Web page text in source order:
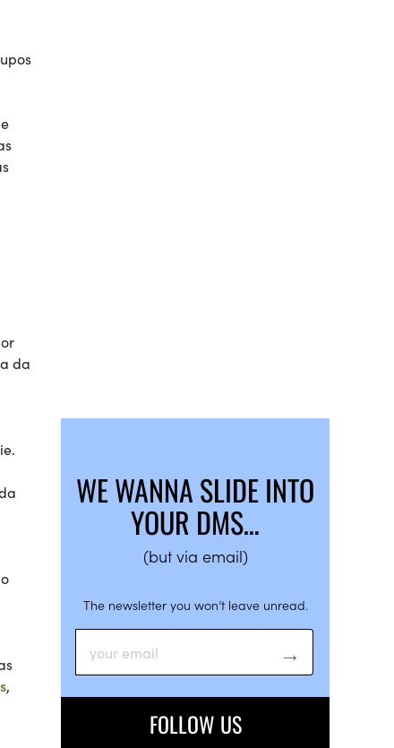
da
,
WE WANNA SLIDE INTO
YOUR DMS…
(but via email)
The newsletter you won’t leave unread.
FOLLOW US